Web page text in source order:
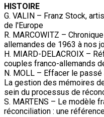
HISTOIRE
G. VALIN – Franz Stock,
de l'Europe
R. MARCOWITZ –
allemandes de 1963 à nos
H. MIARD-DELACROIX –
couples franco-allemands
N. MOLL – Effacer le passé
La gestion des mémoires
sein du processus de
S. MARTENS – Le modèle
réconciliation : une